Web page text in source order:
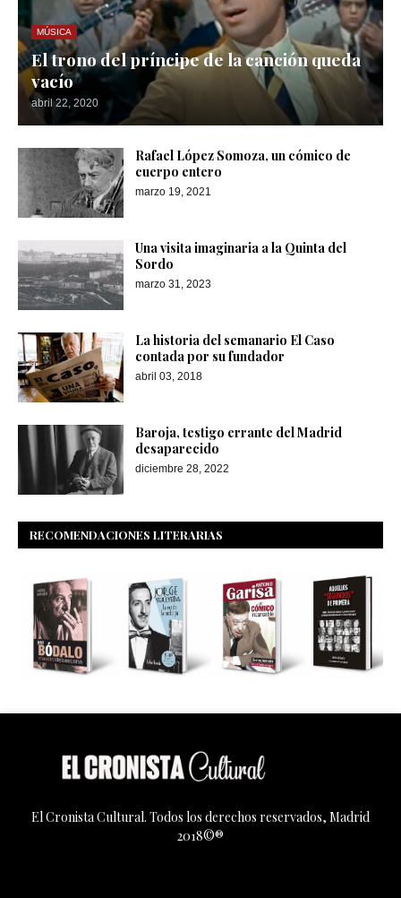
MÚSICA
El trono del príncipe de la canción queda
vacío
abril 22, 2020
Rafael López Somoza, un cómico de
cuerpo entero
marzo 19, 2021
Una visita imaginaria a la Quinta del
Sordo
marzo 31, 2023
La historia del semanario El Caso
contada por su fundador
abril 03, 2018
Baroja, testigo errante del Madrid
desaparecido
diciembre 28, 2022
RECOMENDACIONES LITERARIAS
El Cronista Cultural. Todos los derechos reservados, Madrid
2018©®